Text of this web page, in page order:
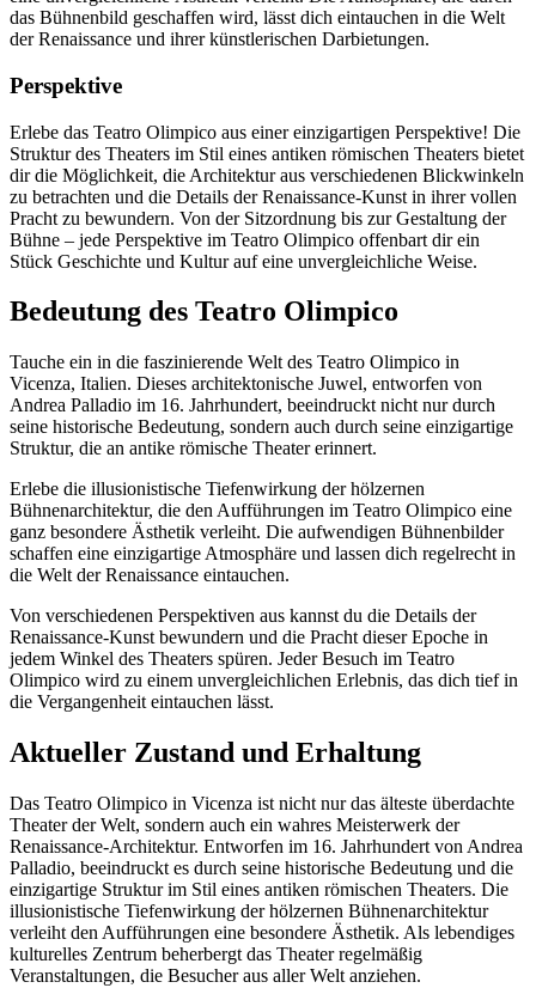
das Bühnenbild geschaffen wird, lässt dich eintauchen in die Welt
der Renaissance und ihrer künstlerischen Darbietungen.
Perspektive
Erlebe das Teatro Olimpico aus einer einzigartigen Perspektive! Die
Struktur des Theaters im Stil eines antiken römischen Theaters bietet
dir die Möglichkeit, die Architektur aus verschiedenen Blickwinkeln
zu betrachten und die Details der Renaissance-Kunst in ihrer vollen
Pracht zu bewundern. Von der Sitzordnung bis zur Gestaltung der
Bühne – jede Perspektive im Teatro Olimpico offenbart dir ein
Stück Geschichte und Kultur auf eine unvergleichliche Weise.
Bedeutung des Teatro Olimpico
Tauche ein in die faszinierende Welt des Teatro Olimpico in
Vicenza, Italien. Dieses architektonische Juwel, entworfen von
Andrea Palladio im 16. Jahrhundert, beeindruckt nicht nur durch
seine historische Bedeutung, sondern auch durch seine einzigartige
Struktur, die an antike römische Theater erinnert.
Erlebe die illusionistische Tiefenwirkung der hölzernen
Bühnenarchitektur, die den Aufführungen im Teatro Olimpico eine
ganz besondere Ästhetik verleiht. Die aufwendigen Bühnenbilder
schaffen eine einzigartige Atmosphäre und lassen dich regelrecht in
die Welt der Renaissance eintauchen.
Von verschiedenen Perspektiven aus kannst du die Details der
Renaissance-Kunst bewundern und die Pracht dieser Epoche in
jedem Winkel des Theaters spüren. Jeder Besuch im Teatro
Olimpico wird zu einem unvergleichlichen Erlebnis, das dich tief in
die Vergangenheit eintauchen lässt.
Aktueller Zustand und Erhaltung
Das Teatro Olimpico in Vicenza ist nicht nur das älteste überdachte
Theater der Welt, sondern auch ein wahres Meisterwerk der
Renaissance-Architektur. Entworfen im 16. Jahrhundert von Andrea
Palladio, beeindruckt es durch seine historische Bedeutung und die
einzigartige Struktur im Stil eines antiken römischen Theaters. Die
illusionistische Tiefenwirkung der hölzernen Bühnenarchitektur
verleiht den Aufführungen eine besondere Ästhetik. Als lebendiges
kulturelles Zentrum beherbergt das Theater regelmäßig
Veranstaltungen, die Besucher aus aller Welt anziehen.